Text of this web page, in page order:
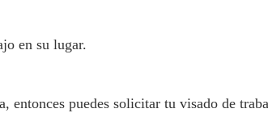
en su lugar.
entonces puedes solicitar tu visado de